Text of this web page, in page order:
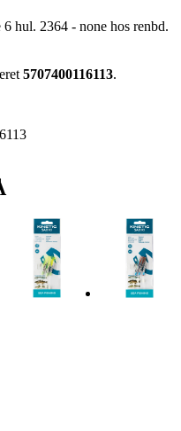
hul. 2364 - none hos renbd.
5707400116113.